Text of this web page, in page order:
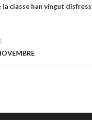
la classe han vingut